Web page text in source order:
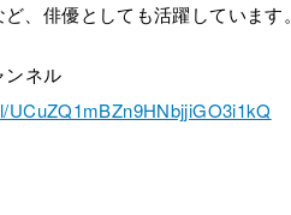
、俳優としても活躍しています。
ンネル